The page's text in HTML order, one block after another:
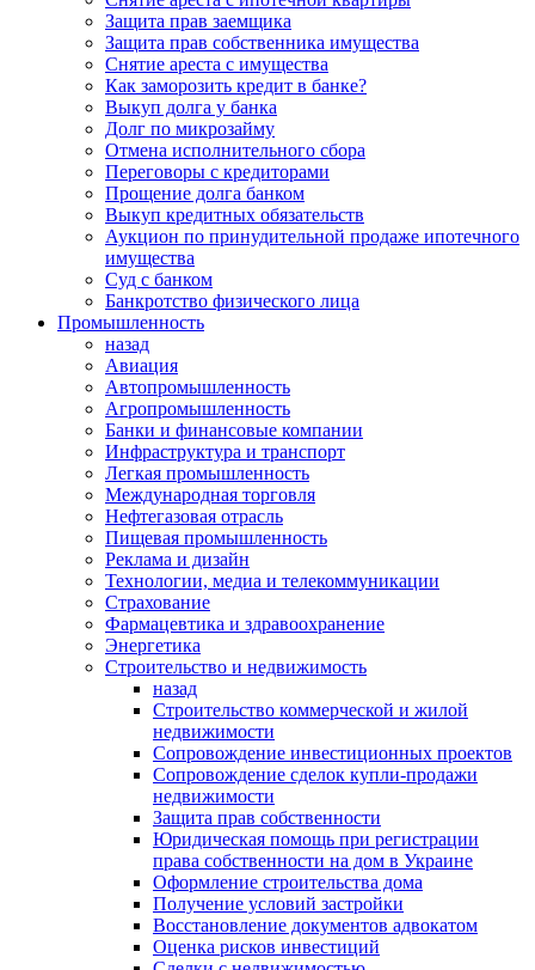
Защита прав заемщика
Защита прав собственника имущества
Снятие ареста с имущества
Как заморозить кредит в банке?
Выкуп долга у банка
Долг по микрозайму
Отмена исполнительного сбора
Переговоры с кредиторами
Прощение долга банком
Выкуп кредитных обязательств
Аукцион по принудительной продаже ипотечного
имущества
Суд с банком
Банкротство физического лица
Промышленность
назад
Авиация
Автопромышленность
Агропромышленность
Банки и финансовые компании
Инфраструктура и транспорт
Легкая промышленность
Международная торговля
Нефтегазовая отрасль
Пищевая промышленность
Реклама и дизайн
Технологии, медиа и телекоммуникации
Страхование
Фармацевтика и здравоохранение
Энергетика
Строительство и недвижимость
назад
Строительство коммерческой и жилой
недвижимости
Сопровождение инвестиционных проектов
Сопровождение сделок купли-продажи
недвижимости
Защита прав собственности
Юридическая помощь при регистрации
права собственности на дом в Украине
Оформление строительства дома
Получение условий застройки
Восстановление документов адвокатом
Оценка рисков инвестиций